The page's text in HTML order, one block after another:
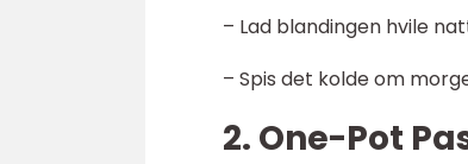
– Lad blandingen hvile
– Spis det kolde om
2. One-Pot